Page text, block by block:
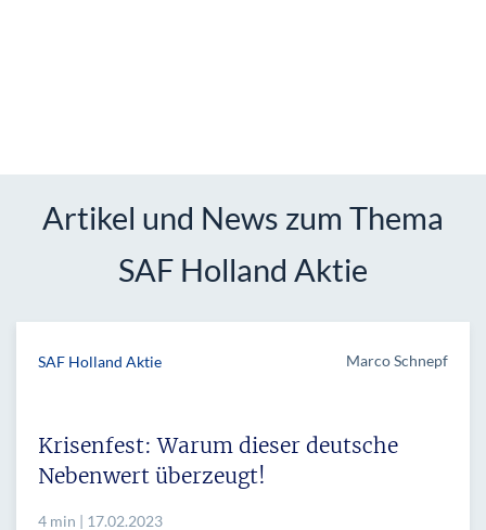
Artikel und News zum Thema
SAF Holland Aktie
SAF Holland Aktie Marco Schnepf
Krisenfest: Warum dieser deutsche
Nebenwert überzeugt!
4 min | 17.02.2023